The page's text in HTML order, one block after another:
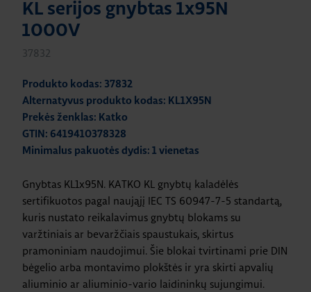
KL serijos gnybtas 1x95N
1000V
37832
Produkto kodas: 37832
Alternatyvus produkto kodas: KL1X95N
Prekės ženklas: Katko
GTIN: 6419410378328
Minimalus pakuotės dydis: 1 vienetas
Gnybtas KL1x95N. KATKO KL gnybtų kaladėlės
sertifikuotos pagal naująjį IEC TS 60947-7-5 standartą,
kuris nustato reikalavimus gnybtų blokams su
varžtiniais ar bevaržčiais spaustukais, skirtus
pramoniniam naudojimui. Šie blokai tvirtinami prie DIN
bėgelio arba montavimo plokštės ir yra skirti apvalių
aliuminio ar aliuminio-vario laidininkų sujungimui.